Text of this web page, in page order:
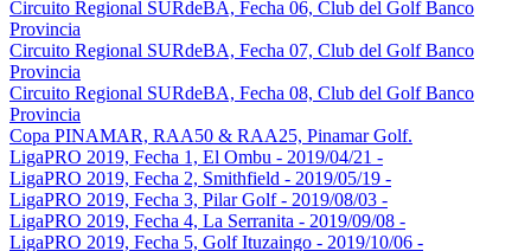
Circuito Regional SURdeBA, Fecha 06, Club del Golf Banco
Provincia
Circuito Regional SURdeBA, Fecha 07, Club del Golf Banco
Provincia
Circuito Regional SURdeBA, Fecha 08, Club del Golf Banco
Provincia
Copa PINAMAR, RAA50 & RAA25, Pinamar Golf.
LigaPRO 2019, Fecha 1, El Ombu - 2019/04/21 -
LigaPRO 2019, Fecha 2, Smithfield - 2019/05/19 -
LigaPRO 2019, Fecha 3, Pilar Golf - 2019/08/03 -
LigaPRO 2019, Fecha 4, La Serranita - 2019/09/08 -
LigaPRO 2019, Fecha 5, Golf Ituzaingo - 2019/10/06 -